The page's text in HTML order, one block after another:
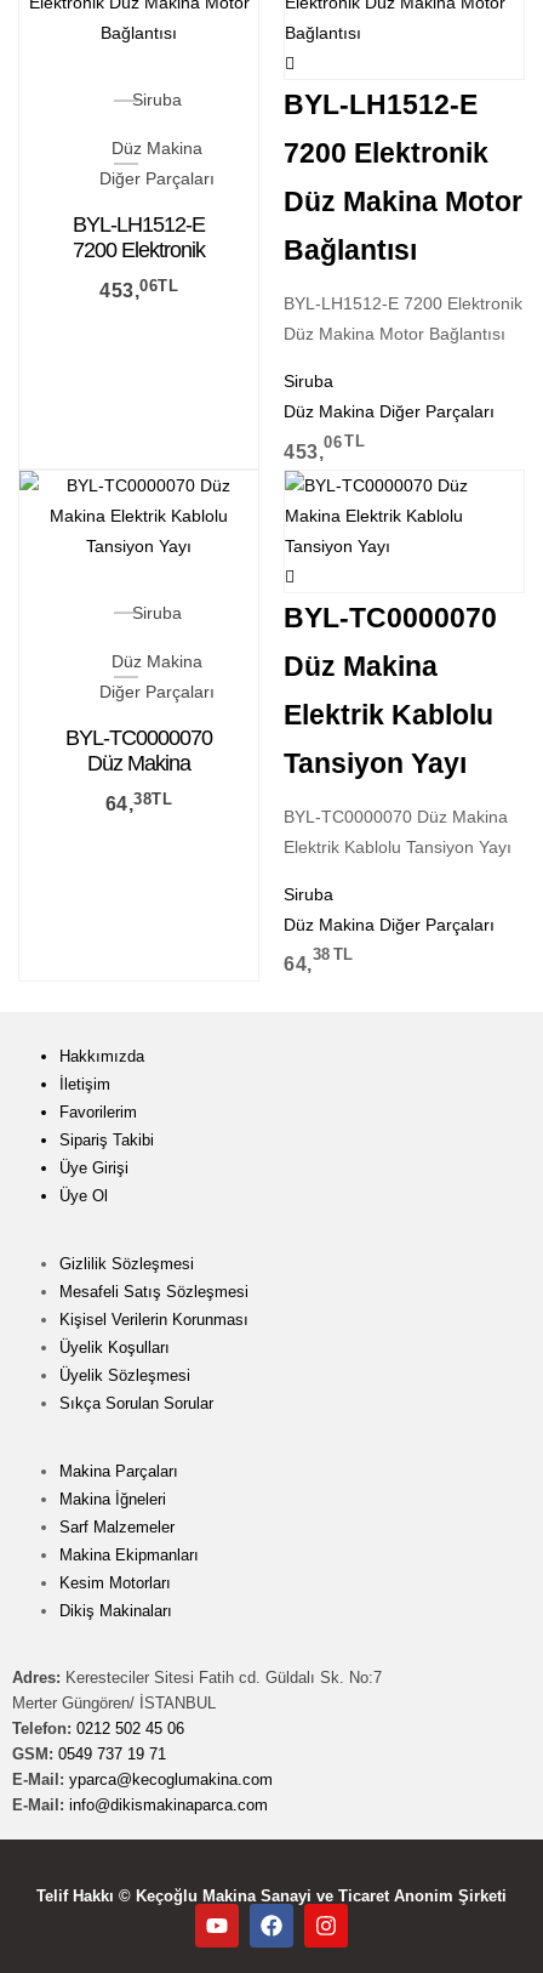
Siruba
Düz Makina
Diğer Parçaları
BYL-LH1512-E
7200 Elektronik
Düz Makina Motor
Bağlantısı
453,06TL
BYL-LH1512-E
7200 Elektronik
Düz Makina Motor
Bağlantısı
BYL-LH1512-E 7200 Elektronik
Düz Makina Motor Bağlantısı
Siruba
Düz Makina Diğer Parçaları
453,06TL
Siruba
Düz Makina
Diğer Parçaları
BYL-TC0000070
Düz Makina
Elektrik Kablolu
Tansiyon Yayı
64,38TL
BYL-TC0000070
Düz Makina
Elektrik Kablolu
Tansiyon Yayı
BYL-TC0000070 Düz Makina
Elektrik Kablolu Tansiyon Yayı
Siruba
Düz Makina Diğer Parçaları
64,38 TL
Hakkımızda
İletişim
Favorilerim
Sipariş Takibi
Üye Girişi
Üye Ol
Gizlilik Sözleşmesi
Mesafeli Satış Sözleşmesi
Kişisel Verilerin Korunması
Üyelik Koşulları
Üyelik Sözleşmesi
Sıkça Sorulan Sorular
Makina Parçaları
Makina İğneleri
Sarf Malzemeler
Makina Ekipmanları
Kesim Motorları
Dikiş Makinaları
Adres: Keresteciler Sitesi Fatih cd. Güldalı Sk. No:7
Merter Güngören/ İSTANBUL
Telefon: 0212 502 45 06
GSM: 0549 737 19 71
E-Mail: yparca@kecoglumakina.com
E-Mail: info@dikismakinaparca.com
Telif Hakkı © Keçoğlu Makina Sanayi ve Ticaret Anonim Şirketi